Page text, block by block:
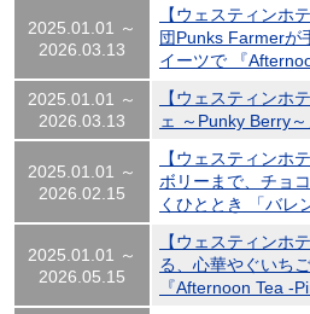
2025.01.01 ～
2026.03.13
【ウェスティンホ
団Punks Farmerが
イーツで 『
2025.01.01 ～
2026.03.13
【ウェスティンホ
ェ ～Punky Berry～
2025.01.01 ～
2026.02.15
【ウェスティンホ
ボリーまで、チョ
くひととき 「バレ
2025.01.01 ～
2026.05.15
【ウェスティンホ
る、心華やぐいち
『Afternoon Tea -